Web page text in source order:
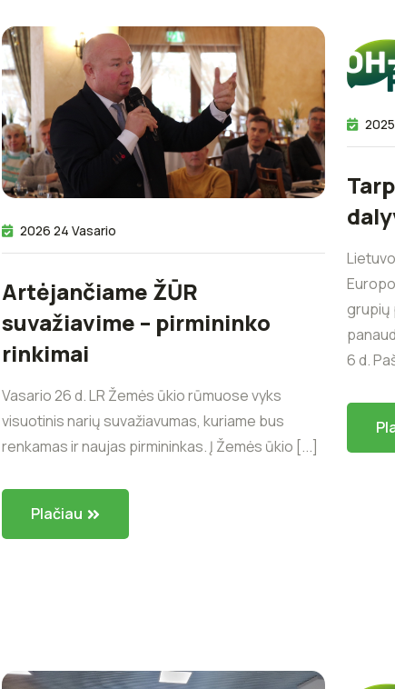
2026 24 Vasario
Artėjančiame ŽŪR
suvažiavime – pirmininko
rinkimai
Vasario 26 d. LR Žemės ūkio rūmuose vyks
visuotinis narių suvažiavumas, kuriame bus
renkamas ir naujas pirmininkas. Į Žemės ūkio [...]
Plačiau
grupių
6 d.